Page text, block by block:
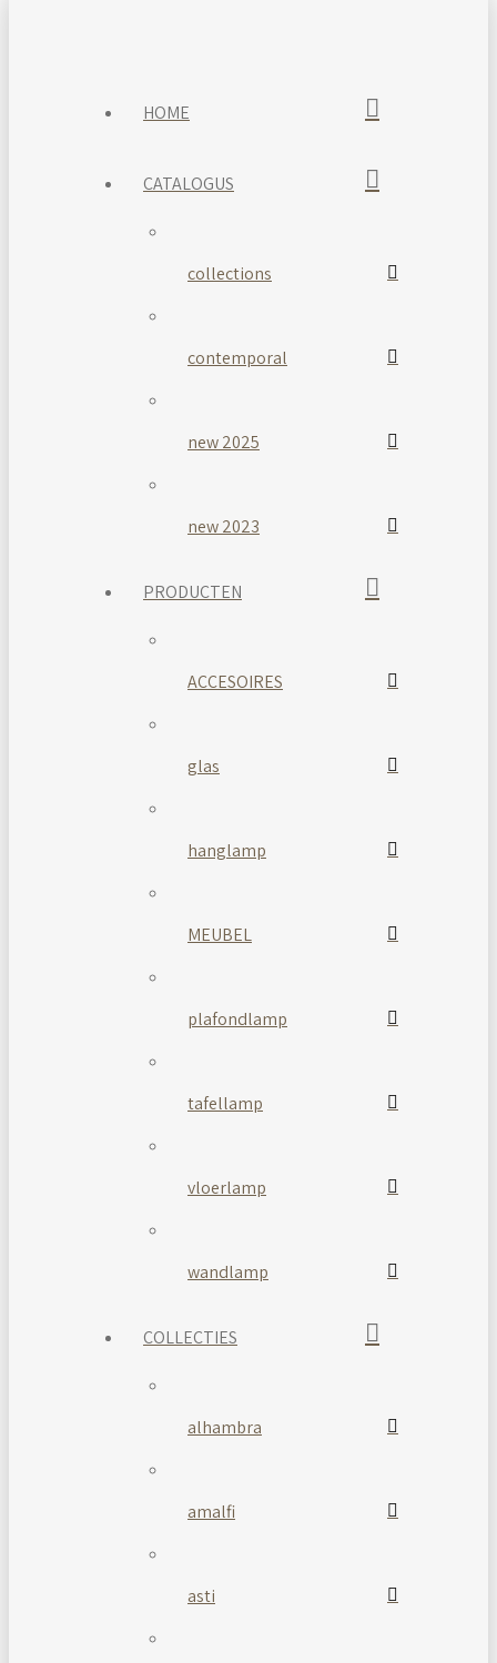
HOME
CATALOGUS
collections
contemporal
new 2025
new 2023
PRODUCTEN
ACCESOIRES
glas
hanglamp
MEUBEL
plafondlamp
tafellamp
vloerlamp
wandlamp
COLLECTIES
alhambra
amalfi
asti